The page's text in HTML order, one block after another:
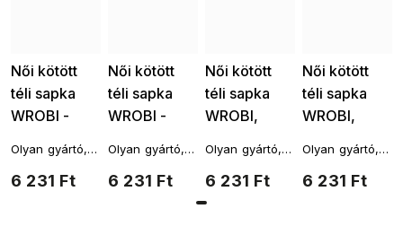
Női kötött
téli sapka
WROBI -
7100388
6 231 Ft
Olyan gyártó,
termékeit
Női kötött
téli sapka
WROBI -
7100388-3
6 231 Ft
Olyan gyártó,
termékeit
Női kötött
téli sapka
WROBI,
melír színű
7100388-2
6 231 Ft
Olyan gyártó,
termékeit
eredeti stílus
Női kötött
téli sapka
WROBI,
barna
színben
6 231 Ft
Olyan gyártó,
termékeit